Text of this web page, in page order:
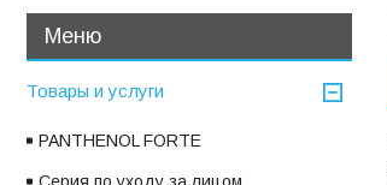
Товары и услуги
PANTHENOL FORTE